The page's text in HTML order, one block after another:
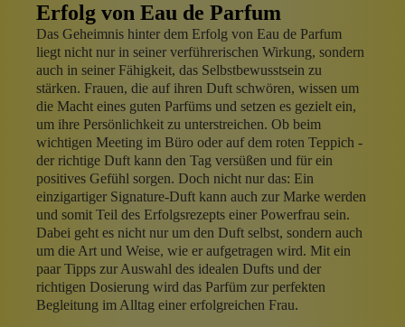
Erfolg von Eau de Parfum
Das Geheimnis hinter dem Erfolg von Eau de Parfum
liegt nicht nur in seiner verführerischen Wirkung, sondern
auch in seiner Fähigkeit, das Selbstbewusstsein zu
stärken. Frauen, die auf ihren Duft schwören, wissen um
die Macht eines guten Parfüms und setzen es gezielt ein,
um ihre Persönlichkeit zu unterstreichen. Ob beim
wichtigen Meeting im Büro oder auf dem roten Teppich -
der richtige Duft kann den Tag versüßen und für ein
positives Gefühl sorgen. Doch nicht nur das: Ein
einzigartiger Signature-Duft kann auch zur Marke werden
und somit Teil des Erfolgsrezepts einer Powerfrau sein.
Dabei geht es nicht nur um den Duft selbst, sondern auch
um die Art und Weise, wie er aufgetragen wird. Mit ein
paar Tipps zur Auswahl des idealen Dufts und der
richtigen Dosierung wird das Parfüm zur perfekten
Begleitung im Alltag einer erfolgreichen Frau.